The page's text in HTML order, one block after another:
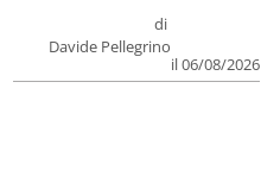
di
Davide Pellegrino
il 06/08/2026